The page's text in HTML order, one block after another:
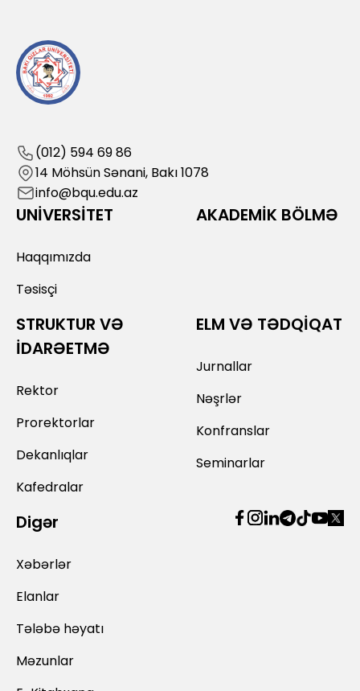
(012) 594 69 86
14 Möhsün Sənani, Bakı 1078
info@bqu.edu.az
UNİVERSİTET
Haqqımızda
Təsisçi
AKADEMİK BÖLMƏ
STRUKTUR VƏ
İDARƏETMƏ
Rektor
Prorektorlar
Dekanlıqlar
Kafedralar
ELM VƏ TƏDQİQAT
Jurnallar
Nəşrlər
Konfranslar
Seminarlar
Digər
Xəbərlər
Elanlar
Tələbə həyatı
Məzunlar